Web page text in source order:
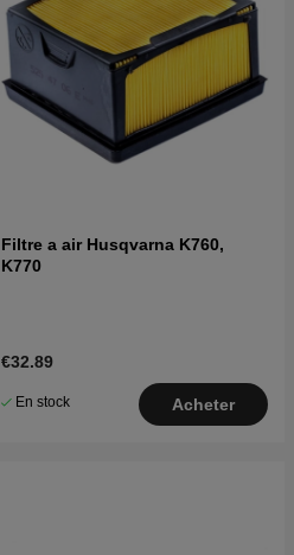
Filtre a air Husqvarna K760,
K770
€32.89
En stock Acheter